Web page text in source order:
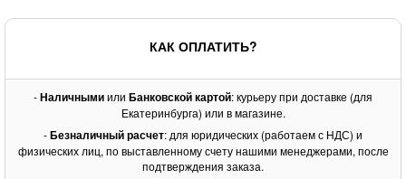
КАК ОПЛАТИТЬ?
-Наличнымиили Банковской картой: курьеру при доставке (для
Екатеринбурга) или в магазине.
-Безналичный расчет: для юридических (работаем с НДС) и
физических лиц, по выставленному счету нашими менеджерами, после
подтверждения заказа.